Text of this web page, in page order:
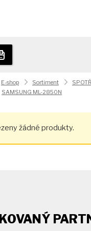
E-shop Sortiment
SAMSUNG ML-2850N
žádné produkty.